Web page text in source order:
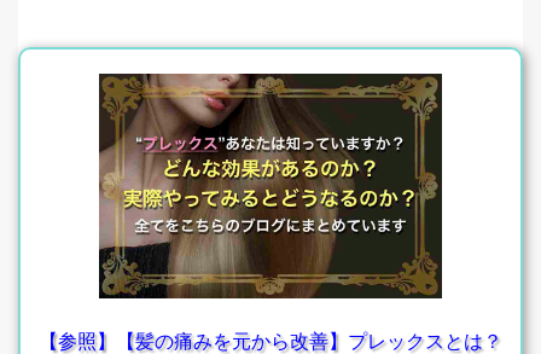
【参照】【髪の痛みを元から改善】プレックスとは？